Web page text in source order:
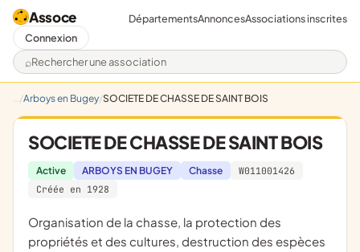
Assoce
Rechercher une association
DépartementsAnnoncesAssociations inscrites
Connexion
Arboys en Bugey SOCIETE DE CHASSE DE SAINT BOIS
SOCIETE DE CHASSE DE SAINT BOIS
Active ARBOYS EN BUGEY Chasse
W011001426
Créée en 1928
organisation de la chasse, la protection des
propriétés et des cultures, destruction des espèces